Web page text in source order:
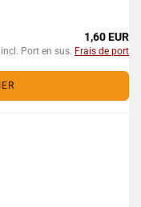
1,60 EUR
Port en sus. Frais de port